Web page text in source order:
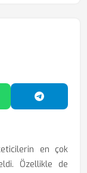
Paylaş
en çok
Özellikle de